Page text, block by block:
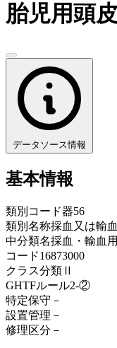
胎児用頭
データソース情報
基本情報
類別コード器56
類別名称採血又は輸
中分類名採血・輸血
コード16873000
クラス分類 Ⅱ
GHTFルール2-②
特定保守 －
設置管理 －
修理区分 －